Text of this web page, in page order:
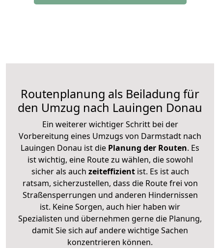
Routenplanung als Beiladung für
den Umzug nach Lauingen Donau
Ein weiterer wichtiger Schritt bei der
Vorbereitung eines Umzugs von Darmstadt nach
Lauingen Donau ist die Planung der Routen. Es
ist wichtig, eine Route zu wählen, die sowohl
sicher als auch zeiteffizientist. Es ist auch
ratsam, sicherzustellen, dass die Route frei von
Straßensperrungen und anderen Hindernissen
ist. Keine Sorgen, auch hier haben wir
Spezialisten und übernehmen gerne die Planung,
damit Sie sich auf andere wichtige Sachen
konzentrieren können.